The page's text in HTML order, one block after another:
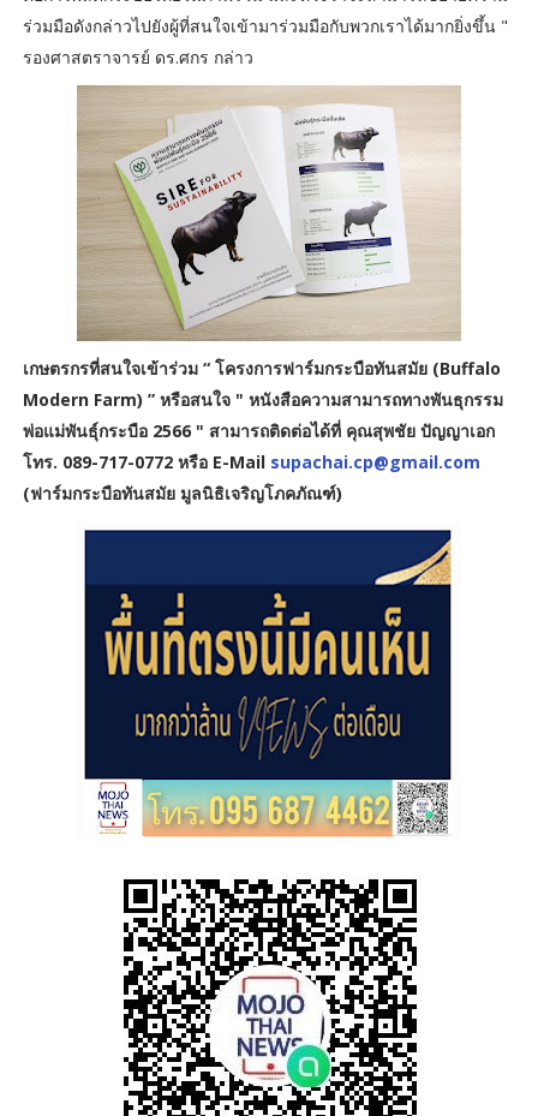
ร่วมมือดังกล่าวไปยังผู้ที่สนใจเข้ามาร่วมมือกับพวกเราได้มากยิ่งขึ้น "
รองศาสตราจารย์ ดร.ศกร กล่าว
เกษตรกรที่สนใจเข้าร่วม “ โครงการฟาร์มกระบือทันสมัย (Buffalo
Modern Farm) ” หรือสนใจ " หนังสือความสามารถทางพันธุกรรม
พ่อแม่พันธุ์กระบือ 2566 " สามารถติดต่อได้ที่ คุณสุพชัย ปัญญาเอก
โทร. 089-717-0772 หรือ E-Mail supachai.cp@gmail.com
(ฟาร์มกระบือทันสมัย มูลนิธิเจริญโภคภัณฑ์)